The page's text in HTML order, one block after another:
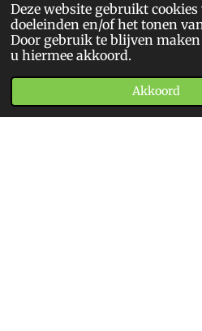
Deze website gebruikt
doeleinden en/of het tonen
Door gebruik te blijven
u hiermee akkoord.
Akkoord
© 2025De BoekWandelaar
*Sitemap *Privacyverklaring*